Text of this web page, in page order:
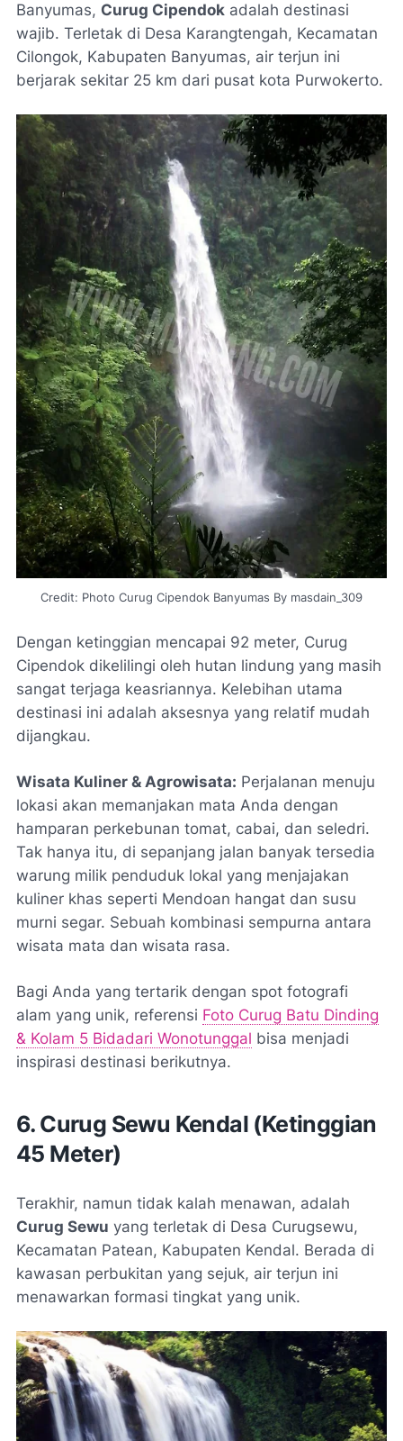
Banyumas, Curug Cipendok adalah destinasi
wajib. Terletak di Desa Karangtengah, Kecamatan
Cilongok, Kabupaten Banyumas, air terjun ini
berjarak sekitar 25 km dari pusat kota Purwokerto.
Credit: Photo Curug Cipendok Banyumas By masdain_309
Dengan ketinggian mencapai 92 meter, Curug
Cipendok dikelilingi oleh hutan lindung yang masih
sangat terjaga keasriannya. Kelebihan utama
destinasi ini adalah aksesnya yang relatif mudah
dijangkau.
Wisata Kuliner & Agrowisata: Perjalanan menuju
lokasi akan memanjakan mata Anda dengan
hamparan perkebunan tomat, cabai, dan seledri.
Tak hanya itu, di sepanjang jalan banyak tersedia
warung milik penduduk lokal yang menjajakan
kuliner khas seperti Mendoan hangat dan susu
murni segar. Sebuah kombinasi sempurna antara
wisata mata dan wisata rasa.
Bagi Anda yang tertarik dengan spot fotografi
alam yang unik, referensi Foto Curug Batu Dinding
& Kolam 5 Bidadari Wonotunggal bisa menjadi
inspirasi destinasi berikutnya.
6. Curug Sewu Kendal (Ketinggian
45 Meter)
Terakhir, namun tidak kalah menawan, adalah
Curug Sewu yang terletak di Desa Curugsewu,
Kecamatan Patean, Kabupaten Kendal. Berada di
kawasan perbukitan yang sejuk, air terjun ini
menawarkan formasi tingkat yang unik.